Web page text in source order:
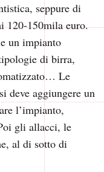
seppure di
120-150mila euro.
un impianto
di birra,
Le
deve aggiungere un
l’impianto,
gli allacci, le
al di sotto di